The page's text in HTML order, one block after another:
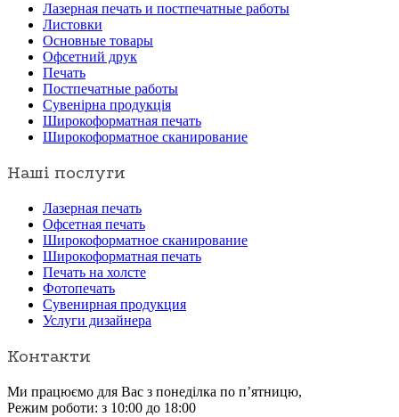
Лазерная печать и постпечатные работы
Листовки
Основные товары
Офсетний друк
Печать
Постпечатные работы
Сувенірна продукція
Широкоформатная печать
Широкоформатное сканирование
Наші послуги
Лазерная печать
Офсетная печать
Широкоформатное сканирование
Широкоформатная печать
Печать на холсте
Фотопечать
Сувенирная продукция
Услуги дизайнера
Контакти
Ми працюємо для Вас з понеділка по п’ятницю,
Режим роботи: з 10:00 до 18:00